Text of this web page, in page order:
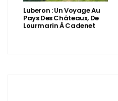
Luberon : Un Voyage Au
Pays Des Châteaux, De
Lourmarin À Cadenet